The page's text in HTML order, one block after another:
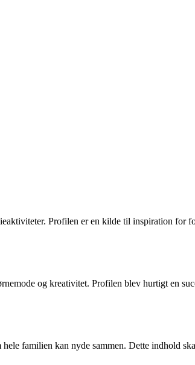
Profilen er en kilde til inspiration for
og kreativitet. Profilen blev hurtigt en
familien kan nyde sammen. Dette indhold